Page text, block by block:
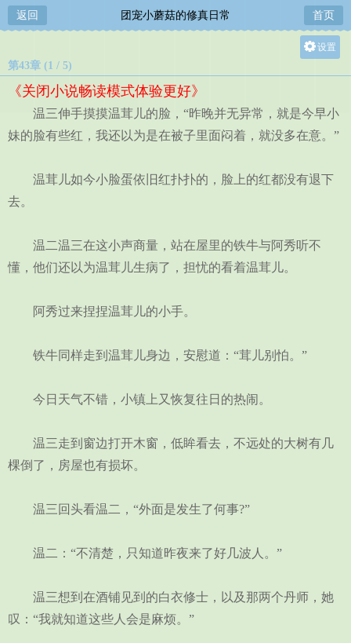
返回 团宠小蘑菇的修真日常 首页
设置
中
小
第43章 (1 / 5)
《关闭小说畅读模式体验更好》
温三伸手摸摸温茸儿的脸，“昨晚并无异常，就是今早小
妹的脸有些红，我还以为是在被子里面闷着，就没多在意。”
温茸儿如今小脸蛋依旧红扑扑的，脸上的红都没有退下
去。
温二温三在这小声商量，站在屋里的铁牛与阿秀听不
懂，他们还以为温茸儿生病了，担忧的看着温茸儿。
阿秀过来捏捏温茸儿的小手。
铁牛同样走到温茸儿身边，安慰道：“茸儿别怕。”
今日天气不错，小镇上又恢复往日的热闹。
温三走到窗边打开木窗，低眸看去，不远处的大树有几
棵倒了，房屋也有损坏。
温三回头看温二，“外面是发生了何事?”
温二：“不清楚，只知道昨夜来了好几波人。”
温三想到在酒铺见到的白衣修士，以及那两个丹师，她
叹：“我就知道这些人会是麻烦。”